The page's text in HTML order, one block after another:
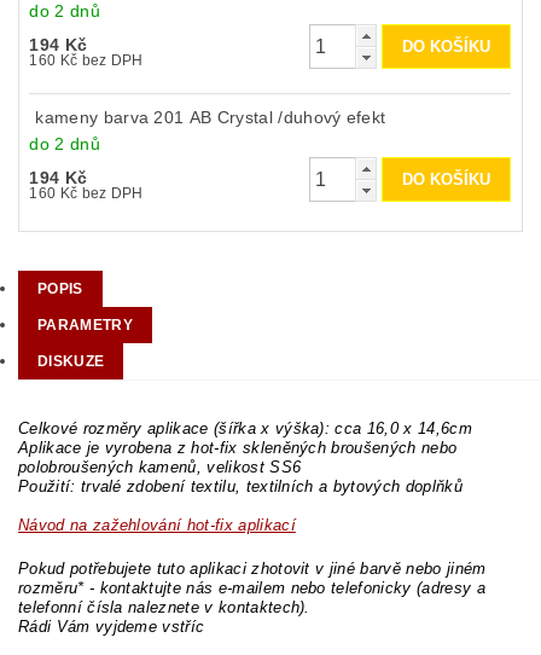
do 2 dnů
194 Kč
160 Kč bez DPH
kameny barva 201 AB Crystal /duhový efekt
do 2 dnů
194 Kč
160 Kč bez DPH
POPIS
PARAMETRY
DISKUZE
Celkové rozměry aplikace (šířka x výška): cca 16,0 x 14,6cm
Aplikace je vyrobena z hot-fix skleněných broušených nebo
polobroušených kamenů, velikost SS6
Použití: trvalé zdobení textilu, textilních a bytových doplňků
Návod na zažehlování hot-fix aplikací
Pokud potřebujete tuto aplikaci zhotovit v jiné barvě nebo jiném
rozměru* - kontaktujte nás e-mailem nebo telefonicky (adresy a
telefonní čísla naleznete v kontaktech).
Rádi Vám vyjdeme vstříc